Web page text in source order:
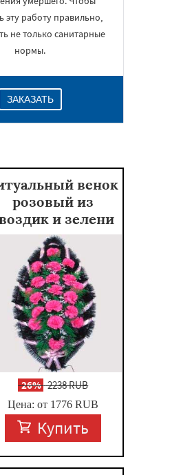
эту работу правильно,
не только санитарные
нормы.
ЗАКАЗАТЬ
венок
розовый из
и зелени
-26%2238 RUB
Цена: от 1776 RUB
Купить